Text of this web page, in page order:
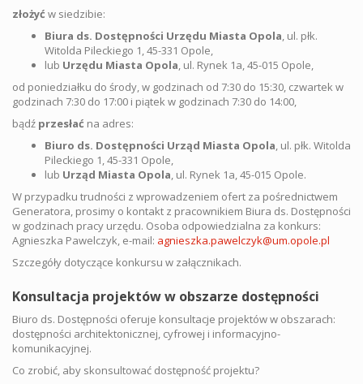
złożyć w siedzibie:
Biura ds. Dostępności Urzędu Miasta Opola, ul. płk.
Witolda Pileckiego 1, 45-331 Opole,
lub Urzędu Miasta Opola, ul. Rynek 1a, 45-015 Opole,
od poniedziałku do środy, w godzinach od 7:30 do 15:30, czwartek w
godzinach 7:30 do 17:00 i piątek w godzinach 7:30 do 14:00,
bądź przesłać na adres:
Biuro ds. Dostępności Urząd Miasta Opola, ul. płk. Witolda
Pileckiego 1, 45-331 Opole,
lub Urząd Miasta Opola, ul. Rynek 1a, 45-015 Opole.
W przypadku trudności z wprowadzeniem ofert za pośrednictwem
Generatora, prosimy o kontakt z pracownikiem Biura ds. Dostępności
w godzinach pracy urzędu. Osoba odpowiedzialna za konkurs:
Agnieszka Pawelczyk, e-mail: agnieszka.pawelczyk@um.opole.pl
Szczegóły dotyczące konkursu w załącznikach.
Konsultacja projektów w obszarze dostępności
Biuro ds. Dostępności oferuje konsultacje projektów w obszarach:
dostępności architektonicznej, cyfrowej i informacyjno-
komunikacyjnej.
Co zrobić, aby skonsultować dostępność projektu?